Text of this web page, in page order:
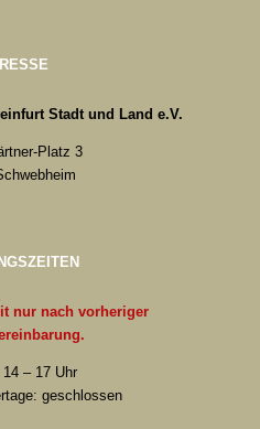
Stadt und Land e.V.
Platz 3
nur nach vorheriger
– 17 Uhr
geschlossen